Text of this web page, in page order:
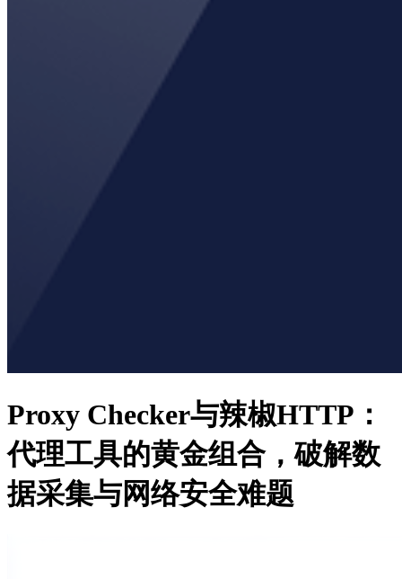
Proxy Checker与辣椒HTTP：
代理工具的黄金组合，破解数
据采集与网络安全难题